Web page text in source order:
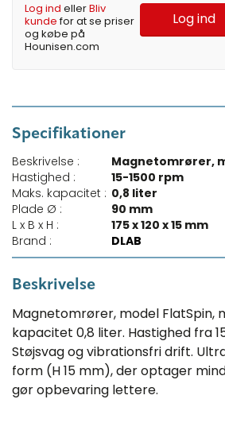
Log ind ellerBliv
kundefor at se priser
og købe på
Hounisen.com
Log ind
Specifikationer
Beskrivelse :
Magnetomrører,
Hastighed :
15-1500 rpm
Maks. kapacitet : 0,8 liter
Plade Ø :
90 mm
L x B x H :
175 x 120 x 15 mm
Brand :
DLAB
Beskrivelse
Magnetomrører, model FlatSpin,
kapacitet 0,8 liter. Hastighed fra
Støjsvag og vibrationsfri drift.
form (H 15 mm), der optager
gør opbevaring lettere.